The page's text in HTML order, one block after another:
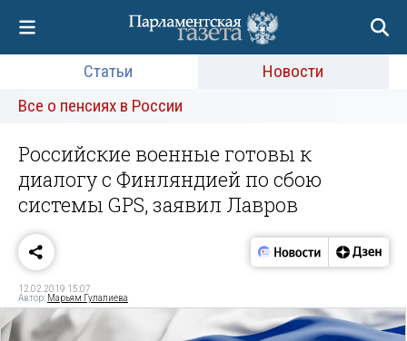
Статьи
Новости
Все о пенсиях в России
Российские военные готовы к
диалогу с Финляндией по сбою
системы GPS, заявил Лавров
12.02.2019 15:07
Автор: Марьям Гулалиева